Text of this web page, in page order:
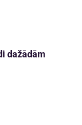
dažādām